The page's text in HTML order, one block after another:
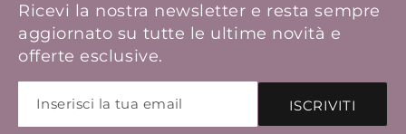
Ricevi la nostra newsletter e resta sempre
aggiornato su tutte le ultime novità e
offerte esclusive.
ISCRIVITI